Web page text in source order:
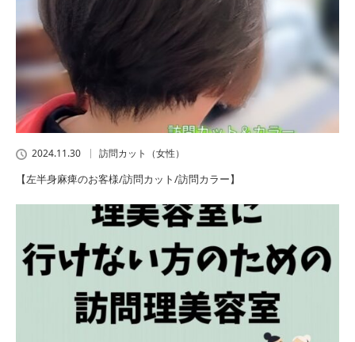
2024.11.30 訪問カット（女性）
【左半身麻痺のお客様/訪問カット/訪問カラー】